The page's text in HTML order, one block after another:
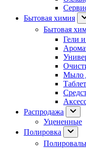
Бытовая химия
Бытовая
Гели
Мыло
Распродажа
Уцененные
Полировка